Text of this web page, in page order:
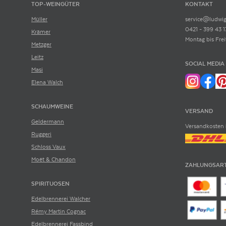
TOP-WEINGÜTER
Müller
Krämer
Metzger
Leitz
Masi
Elena Walch
SCHAUMWEINE
Geldermann
Ruggeri
Schloss Vaux
Moët & Chandon
SPIRITUOSEN
Edelbrennerei Walcher
Rémy Martin Cognac
Edelbrennerei Fassbind
KONTAKT
0421 - 399 43
Montag bis
SOCIAL MEDIA
VERSAND